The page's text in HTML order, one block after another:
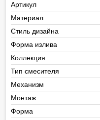
Артикул
Материал
Стиль дизайна
Форма излива
Коллекция
Тип смесителя
Механизм
Монтаж
Форма